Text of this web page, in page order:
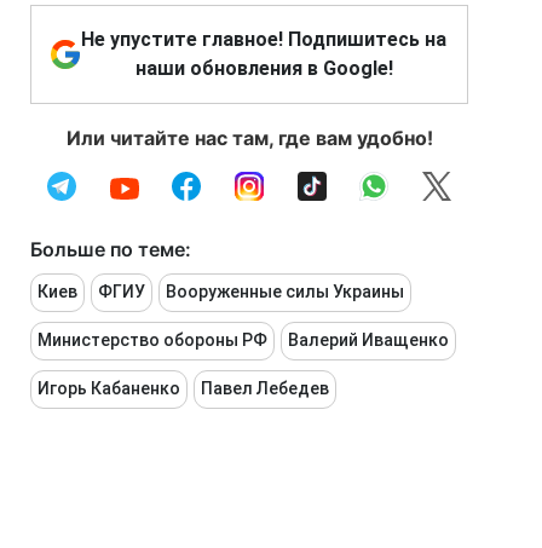
Не упустите главное! Подпишитесь на
наши обновления в Google!
Или читайте нас там, где вам удобно!
Больше по теме:
Киев ФГИУ Вооруженные силы Украины
Министерство обороны РФ Валерий Иващенко
Игорь Кабаненко Павел Лебедев